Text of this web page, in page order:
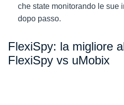
che state monitorando le sue
dopo passo.
FlexiSpy: la migliore
FlexiSpy vs uMobix